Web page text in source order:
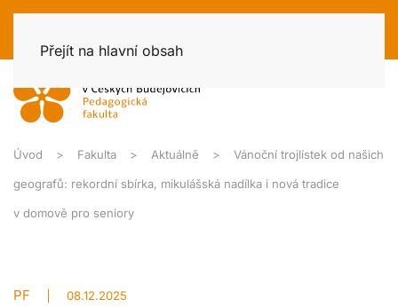
Přejít na hlavní obsah
Úvod Fakulta Aktuálně Vánoční trojlístek od našich
geografů: rekordní sbírka, mikulášská nadílka i nová tradice
v domově pro seniory
PF 08.12.2025